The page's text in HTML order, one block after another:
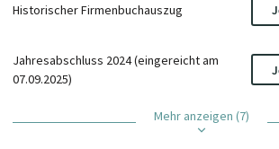
Historischer Firmenbuchauszug
Jahresabschluss 2024 (eingereicht am
07.09.2025)
Mehr anzeigen (7)